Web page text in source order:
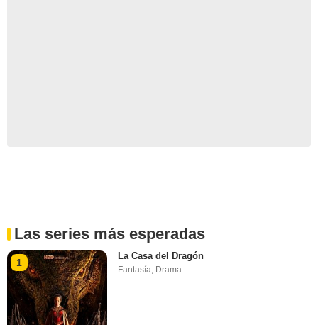
Las series más esperadas
1
La Casa del Dragón
Fantasía, Drama